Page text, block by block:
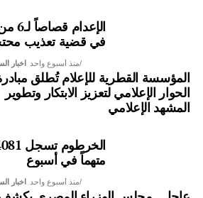
في قضية تعذيب
اخبار منذ أسبوع واحد
المؤسسة القطرية للإعلام تُطلق
الحوار الإعلامي لتعزيز الابتكار وتطوير
المشهد الإعلامي
متهماً في أسبوع
اخبار منذ أسبوع واحد